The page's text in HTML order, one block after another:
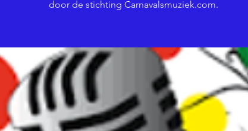
door de stichting Carnavalsmuziek.com.